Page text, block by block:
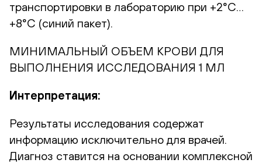
транспортировки в лабораторию при +2°С…
+8°С (синий пакет).
МИНИМАЛЬНЫЙ ОБЪЕМ КРОВИ ДЛЯ
ВЫПОЛНЕНИЯ ИССЛЕДОВАНИЯ 1 МЛ
Интерпретация:
Результаты исследования содержат
информацию исключительно для врачей.
Диагноз ставится на основании комплексной